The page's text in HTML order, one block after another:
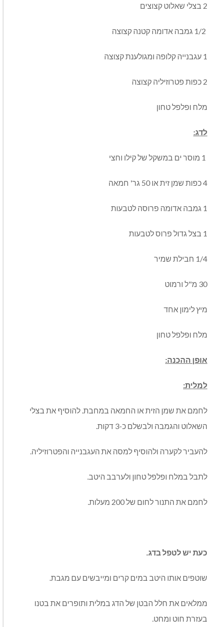
2 בצלי שאלוט קצוצים
1 עגבנייה קלופה ומגולענת קצוצה
2 כפות פטרוזיליה קצוצה
מלח ופלפל טחון
לדג:
4 כפות שמן זית או 50 גר' חמאה
1 גמבה אדומה פרוסה לטבעות
1 בצל גדול פרוס לטבעות
1/4 חבילת שמיר
30 מ"ל ורמוט
מיץ לימון אחד
מלח ופלפל טחון
אופן ההכנה:
למלית:
לחמם את שמן הזית או החמאה במחבת. להוסיף את בצלי
השאלוט והגמבה ולבשלם כ-3 דקות.
להעביר לקערה ולהוסיף למסה את העגבנייה והפטרוזיליה.
לתבל במלח ופלפל טחון ולערבב היטב.
לחמם את התנור לחום של 200 מעלות.
כעת יש לטפל בדג.
שוטפים אותו היטב במים קרים ומייבשים עם מגבת.
ממלאים את חלל הבטן של הדג במלית ותופרים את בטנו
בעזרת חוט ומחט.